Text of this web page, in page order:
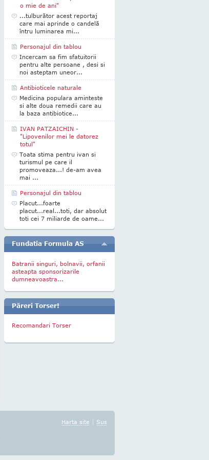
o mie de ani"
...tulburător acest reportaj
care mai aprinde o candelă
întru luminarea mi...
Personajul din tablou
Incercam sa fim sfatuitorii
pentru alte persoane , desi si
noi asteptam uneor...
Antibioticele naturale
Medicina populara aminteste
si alte doua remedii care au
la baza antibiotice...
IVAN PATZAICHIN -
"Lipovenilor mei le datorez
totul"
Toata stima pentru ivan si
turismul pe care il
promoveaza...! de-am avea
mai ...
Personajul din tablou
Placut...foarte
placut...real...toti, dar absolut
toti cei 7 miliarde de oame...
Fundatia Formula AS
Batranii singuri, bolnavii, orfanii
asteapta sponsorizarile
dumneavoastra...
Păreri Torser!
Recomandari Torser
Harta site | Sus